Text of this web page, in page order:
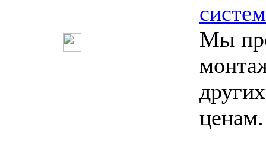
Мы